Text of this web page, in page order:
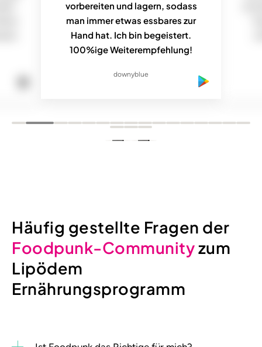
vorbereiten und lagern, sodass
man immer etwas essbares zur
Hand hat. Ich bin begeistert.
100%ige Weiterempfehlung!
downyblue
Häufig gestellte Fragen der
Foodpunk-Communityzum
Lipödem
Ernährungsprogramm